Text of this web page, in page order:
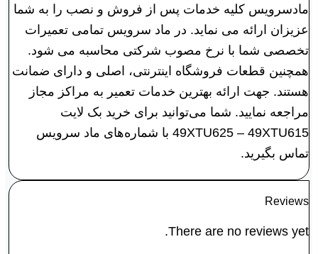
مادسرویس کلیه خدمات پس از فروش و نصب را به شما
عزیزان ارائه می نماید. در ماد سرویس تمامی تعمیرات
تخصصی شما با نرخ مصوب شرکتی محاسبه می شود.
همچنین قطعات فروشگاه اینترنتی، اصلی و دارای ضمانت
هستند. جهت ارائه بهترین خدمات تعمیر به مراکز مجاز
مراجعه نمایید. شما می‌توانید برای خرید بک لايت
49XTU625 – 49XTU615 با شماره‌های ماد سرویس
تماس بگیرید.
Reviews
There are no reviews yet.